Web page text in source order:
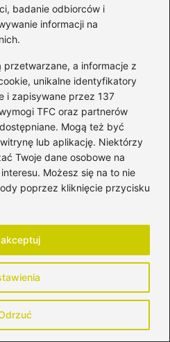
badanie odbiorców i
informacji na
a informacje z
unikalne identyfikatory
i zapisywane przez 137
TFC oraz partnerów
Mogą też być
lub aplikację. Niektórzy
Twoje dane osobowe na
Możesz się na to nie
poprzez kliknięcie przycisku
o zwieracze po
– porady dla
upieczonych mam